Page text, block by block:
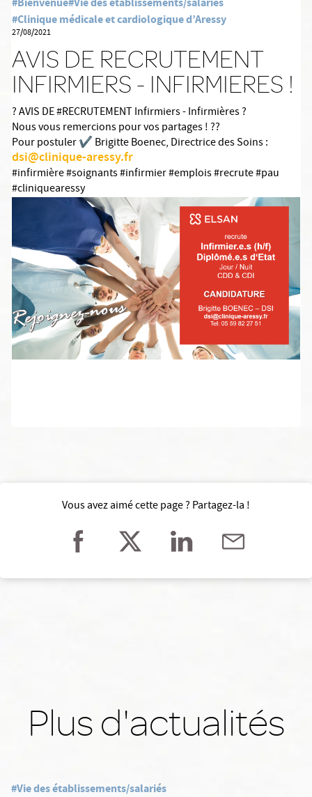
#Clinique médicale et cardiologique d’Aressy
27/08/2021
AVIS DE RECRUTEMENT
INFIRMIERS - INFIRMIERES !
? AVIS DE #RECRUTEMENT Infirmiers - Infirmières ?
Nous vous remercions pour vos partages ! ??
Pour postuler ✔️ Brigitte Boenec, Directrice des Soins :
dsi@clinique-aressy.fr
#infirmière #soignants #infirmier #emplois #recrute #pau
#cliniquearessy
Vous avez aimé cette page ? Partagez-la !
Plus d'actualités
#Vie des établissements/salariés